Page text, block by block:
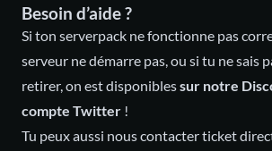
Besoin d’aide ?
Si ton serverpack ne fonctionne pas
serveur ne démarre pas, ou si tu ne sais
retirer, on est disponiblessur notre
compte Twitter !
Tu peux aussi nous contacter ticket